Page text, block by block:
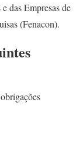
das Empresas de
(Fenacon).